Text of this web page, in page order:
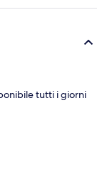
tutti i giorni